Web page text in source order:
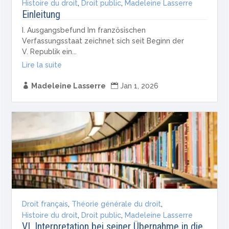
Histoire du droit, Droit public, Madeleine Lasserre
Einleitung
I. Ausgangsbefund Im französischen
Verfassungsstaat zeichnet sich seit Beginn der
V. Republik ein...
Lire la suite
 Madeleine Lasserre  Jan 1, 2026
Droit français, Théorie générale du droit,
Histoire du droit, Droit public, Madeleine Lasserre
VI. Interpretation bei seiner Übernahme in die